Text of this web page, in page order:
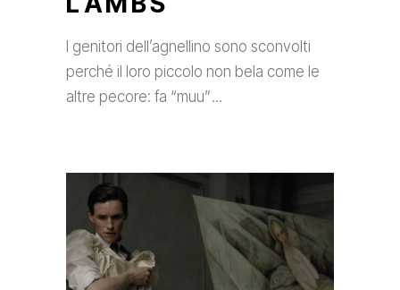
I genitori dell’agnellino sono sconvolti
perché il loro piccolo non bela come le
altre pecore: fa “muu”